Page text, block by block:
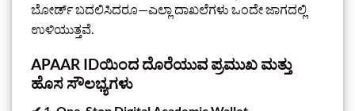
ಬೋರ್ಡ್ ಬದಲಿಸಿದರೂ—ಎಲ್ಲಾ ದಾಖಲೆಗಳು ಒಂದೇ ಜಾಗದಲ್ಲಿ
ಉಳಿಯುತ್ತವೆ.
APAAR IDಯಿಂದ ದೊರೆಯುವ ಪ್ರಮುಖ ಮತ್ತು
ಹೊಸ ಸೌಲಭ್ಯಗಳು